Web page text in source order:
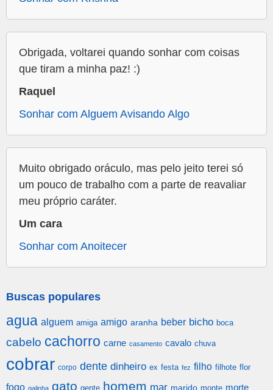
Obrigada, voltarei quando sonhar com coisas
que tiram a minha paz! :)
Raquel
Sonhar com Alguem Avisando Algo
Muito obrigado oráculo, mas pelo jeito terei só
um pouco de trabalho com a parte de reavaliar
meu próprio caráter.
Um cara
Sonhar com Anoitecer
Buscas populares
agua alguem amiga amigo aranha beber bicho boca
cabelo cachorro carne casamento cavalo chuva
cobrar corpo dente dinheiro ex festa fez filho filhote flor
fogo galinha gato gente homem mar marido monte morte